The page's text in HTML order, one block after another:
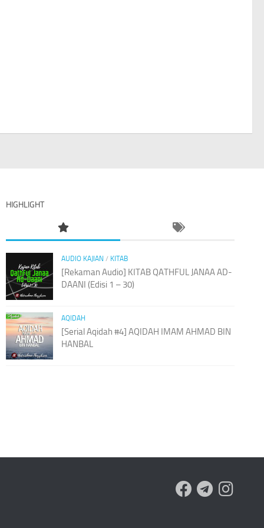
HIGHLIGHT
AUDIO KAJIAN / KITAB
[Rekaman Audio] KITAB QATHFUL JANAA AD-
DAANI (Edisi 1 – 30)
AQIDAH
[Serial Aqidah #4] AQIDAH IMAM AHMAD BIN
HANBAL